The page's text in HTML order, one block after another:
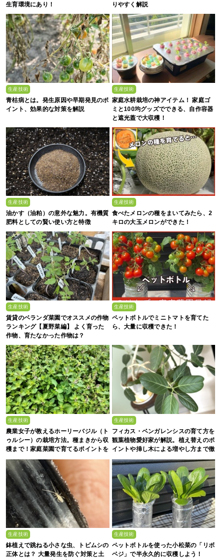
生育環境にあり！
りやすく解説
生産技術
青枯病とは。発生原因や早期発見のポ
イント、効果的な対策を解説
生産技術
家庭水耕栽培の神アイテム！ 家庭ゴ
ミと100均グッズでできる、自作容器
と遮光蓋で大収穫！
生産技術
油かす（油粕）の意外な魅力。有機質
肥料としての賢い使い方と特徴
生産技術
食べたメロンの種をまいてみたら、2
キロの大玉メロンができた！
生産技術
賃貸のベランダ菜園でオススメの作物
ランキング【夏野菜編】 よく育った
作物、育たなかった作物は？
生産技術
ペットボトルでミニトマトを育てた
ら、大量に収穫できた！
生産技術
農業女子が教えるホーリーバジル（ト
ゥルシー）の栽培方法。種まきから収
穫まで！家庭菜園で育てるポイントを
生産技術
フィカス・ベンガレンシスの育て方を
観葉植物愛好家が解説。植え替えのポ
イントや挿し木による増やし方まで徹
生産技術
鉢植えで跳ねる小さな虫、トビムシの
正体とは？ 大量発生を防ぐ対策と土
生産技術
ペットボトルを使った小松菜の「リボ
ベジ」で半永久的に収穫しよう！